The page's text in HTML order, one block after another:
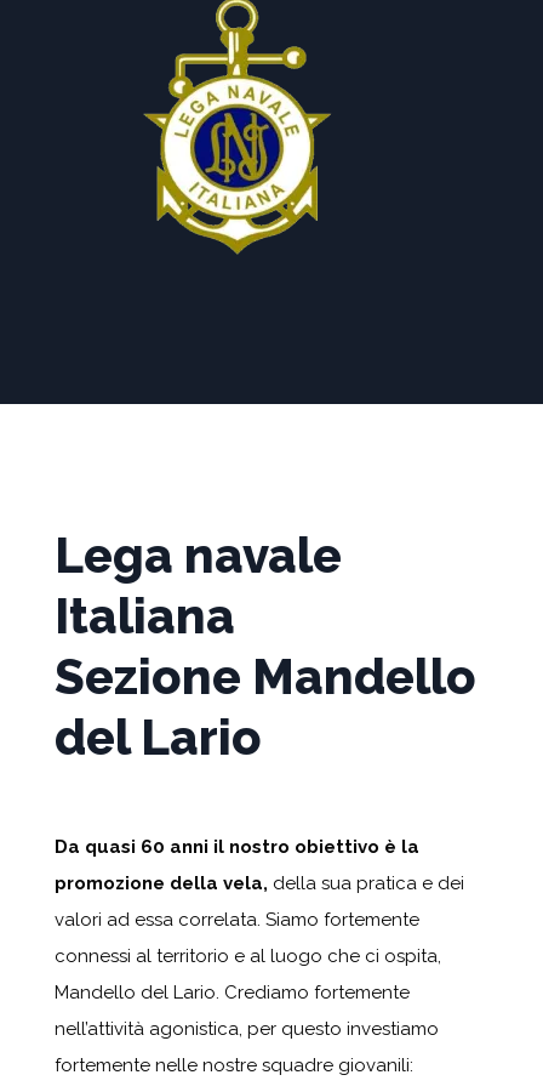
Lega navale
Italiana
Sezione Mandello
del Lario
Da quasi 60 anni il nostro obiettivo è la
promozione della vela, della sua pratica e dei
valori ad essa correlata. Siamo fortemente
connessi al territorio e al luogo che ci ospita,
Mandello del Lario. Crediamo fortemente
nell’attività agonistica, per questo investiamo
fortemente nelle nostre squadre giovanili: